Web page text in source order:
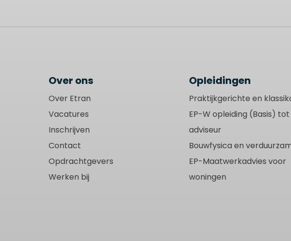
Over ons
Over Etran
Vacatures
Inschrijven
Contact
Opdrachtgevers
Werken bij
Opleidingen
Praktijkgerichte en
EP-W opleiding (Basis) tot
adviseur
Bouwfysica en
EP-Maatwerkadvies voor
woningen